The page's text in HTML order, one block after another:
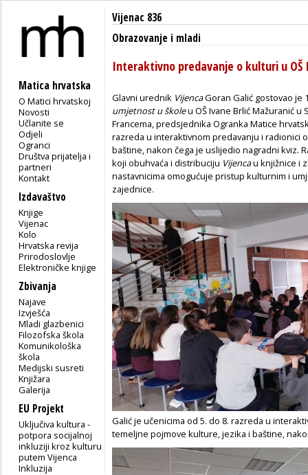
Matica hrvatska
O Matici hrvatskoj
Novosti
Učlanite se
Odjeli
Ogranci
Društva prijatelja i
partneri
Kontakt
Izdavaštvo
Knjige
Vijenac
Kolo
Hrvatska revija
Prirodoslovlje
Elektroničke knjige
Zbivanja
Najave
Izvješća
Mladi glazbenici
Filozofska škola
Komunikološka
škola
Medijski susreti
Knjižara
Galerija
EU Projekt
Uključiva kultura -
potpora socijalnoj
inkluziji kroz kulturu
putem Vijenca
Inkluzija
Vijenac 836
Obrazovanje i mladi
Interaktivno predavanje o kulturi u OŠ
Glavni urednik VijencaGoran Galić gostovao je
umjetnost u školeu OŠ Ivane Brlić Mažuranić u
Francema, predsjednika Ogranka Matice
razreda u interaktivnom predavanju i radionici
baštine, nakon čega je uslijedio nagradni kviz.
koji obuhvaća i distribuciju Vijencau knjižnice i
nastavnicima omogućuje pristup kulturnim i
zajednice.
Galić je učenicima od 5. do 8. razreda u
temeljne pojmove kulture, jezika i baštine,